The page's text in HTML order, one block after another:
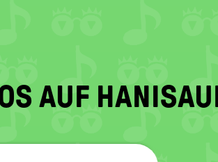
AUF